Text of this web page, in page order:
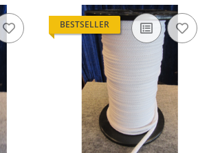
BESTSELLER